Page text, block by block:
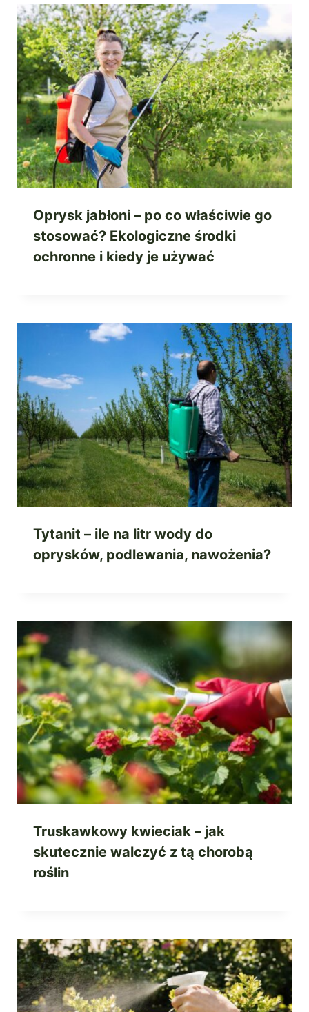
Oprysk jabłoni – po co właściwie go
stosować? Ekologiczne środki
ochronne i kiedy je używać
Tytanit – ile na litr wody do
oprysków, podlewania, nawożenia?
Truskawkowy kwieciak – jak
skutecznie walczyć z tą chorobą
roślin